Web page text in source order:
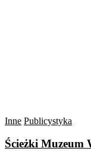
Inne Publicystyka
Ścieżki Muzeum